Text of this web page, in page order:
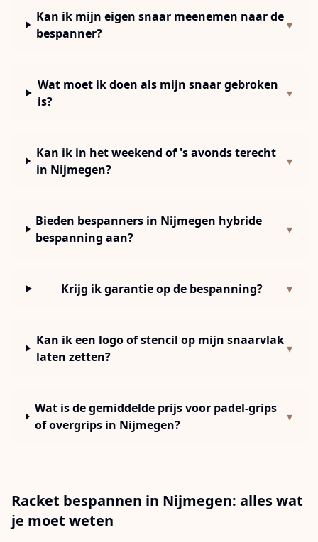
Kan ik mijn eigen snaar meenemen naar de
bespanner?
▾
Wat moet ik doen als mijn snaar gebroken
is?
▾
Kan ik in het weekend of 's avonds terecht
in Nijmegen?
▾
Bieden bespanners in Nijmegen hybride
bespanning aan?
▾
Krijg ik garantie op de bespanning? ▾
Kan ik een logo of stencil op mijn snaarvlak
laten zetten?
▾
Wat is de gemiddelde prijs voor padel-grips
of overgrips in Nijmegen?
▾
Racket bespannen in Nijmegen: alles wat
je moet weten